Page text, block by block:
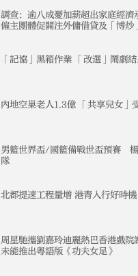
調查：逾八成憂加薪超出家庭經濟
僱主團體促關注外傭借貸及「博炒」
「記協」黑箱作業 「改選」鬧劇
內地空巢老人1.3億 「共享兒女」
男籃世界盃/國籃備戰世盃預賽
隊
北都提速工程量增 港青入行好時機
周星馳攜劉嘉玲迪麗熱巴香港戲院
未能推出粵語版《功夫女足》